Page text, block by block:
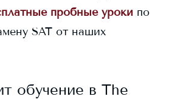
пробные уроки по
SAT от наших
обучение в The